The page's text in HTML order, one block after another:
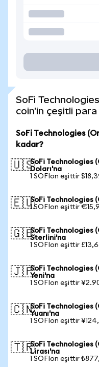
SoFi
coin'in çeşitli
SoFi Technologies
kadar?
🇺🇸SoFi Technologies
Doları'na
1 SOFIon eşittir
🇪🇺SoFi Technologies
1 SOFIon eşittir
🇬🇧SoFi Technologies
Sterlini'na
1 SOFIon eşittir
🇯🇵SoFi Technologies
Yeni'na
1 SOFIon eşittir
🇨🇳SoFi Technologies
Yuanı'na
1 SOFIon eşittir
🇹🇷SoFi Technologies
Lirası'na
1 SOFIon eşittir